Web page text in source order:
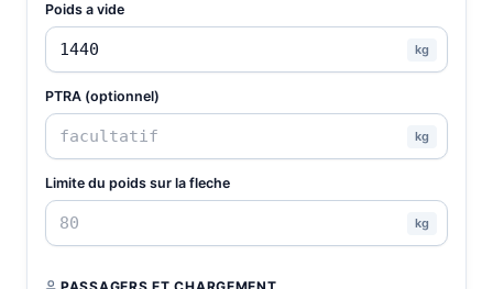
Poids a vide
kg
PTRA (optionnel)
kg
Limite du poids sur la fleche
kg